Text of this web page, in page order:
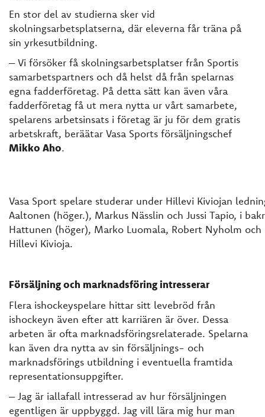
En stor del av studierna sker vid
skolningsarbetsplatserna, där eleverna får träna på
sin yrkesutbildning.
– Vi försöker få skolningsarbetsplatser från Sportis
samarbetspartners och då helst då från spelarnas
egna fadderföretag. På detta sätt kan även våra
fadderföretag få ut mera nytta ur vårt samarbete,
spelarens arbetsinsats i företag är ju för dem gratis
arbetskraft, beräätar Vasa Sports försäljningschef
Mikko Aho.
Vasa Sport spelare studerar under Hillevi Kiviojan
Aaltonen (höger.), Markus Nässlin och Jussi Tapio, i
Hattunen (höger), Marko Luomala, Robert Nyholm
Hillevi Kivioja.
Försäljning och marknadsföring intresserar
Flera ishockeyspelare hittar sitt levebröd från
ishockeyn även efter att karriären är över. Dessa
arbeten är ofta marknadsföringsrelaterade. Spelarna
kan även dra nytta av sin försäljnings- och
marknadsförings utbildning i eventuella framtida
representationsuppgifter.
– Jag är iallafall intresserad av hur försäljningen
egentligen är uppbyggd. Jag vill lära mig hur man